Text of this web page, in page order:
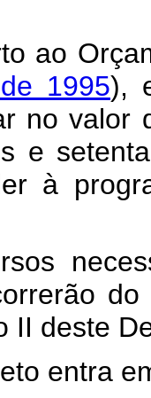
ao
1995),
no valor
e
à
II deste
entra